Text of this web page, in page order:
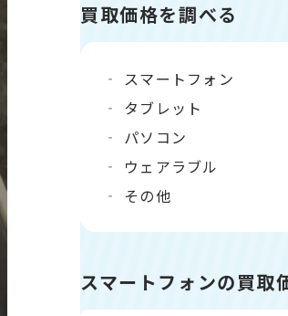
買取価格を調べる
スマートフォン
タブレット
パソコン
ウェアラブル
その他
スマートフォンの買取